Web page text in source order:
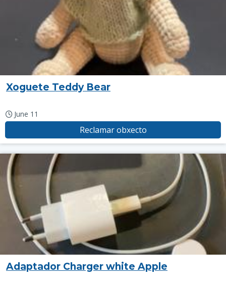
Xoguete Teddy Bear
June 11
Reclamar obxecto
Adaptador Charger white Apple